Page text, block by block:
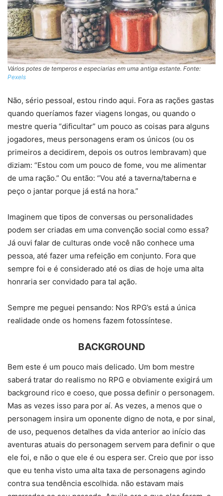
Vários potes de temperos e especiarias em uma antiga estante. Fonte:
Pexels
Não, sério pessoal, estou rindo aqui. Fora as rações gastas
quando queríamos fazer viagens longas, ou quando o
mestre queria “dificultar” um pouco as coisas para alguns
jogadores, meus personagens eram os únicos (ou os
primeiros a decidirem, depois os outros lembravam) que
diziam: “Estou com um pouco de fome, vou me alimentar
de uma ração.” Ou então: “Vou até a taverna/taberna e
peço o jantar porque já está na hora.”
Imaginem que tipos de conversas ou personalidades
podem ser criadas em uma convenção social como essa?
Já ouvi falar de culturas onde você não conhece uma
pessoa, até fazer uma refeição em conjunto. Fora que
sempre foi e é considerado até os dias de hoje uma alta
honraria ser convidado para tal ação.
Sempre me peguei pensando: Nos RPG’s está a única
realidade onde os homens fazem fotossíntese.
BACKGROUND
Bem este é um pouco mais delicado. Um bom mestre
saberá tratar do realismo no RPG e obviamente exigirá um
background rico e coeso, que possa definir o personagem.
Mas as vezes isso para por aí. As vezes, a menos que o
personagem insira um oponente digno de nota, e por sinal,
de uso, pequenos detalhes da vida anterior ao início das
aventuras atuais do personagem servem para definir o que
ele foi, e não o que ele é ou espera ser. Creio que por isso
que eu tenha visto uma alta taxa de personagens agindo
contra sua tendência escolhida. não estavam mais